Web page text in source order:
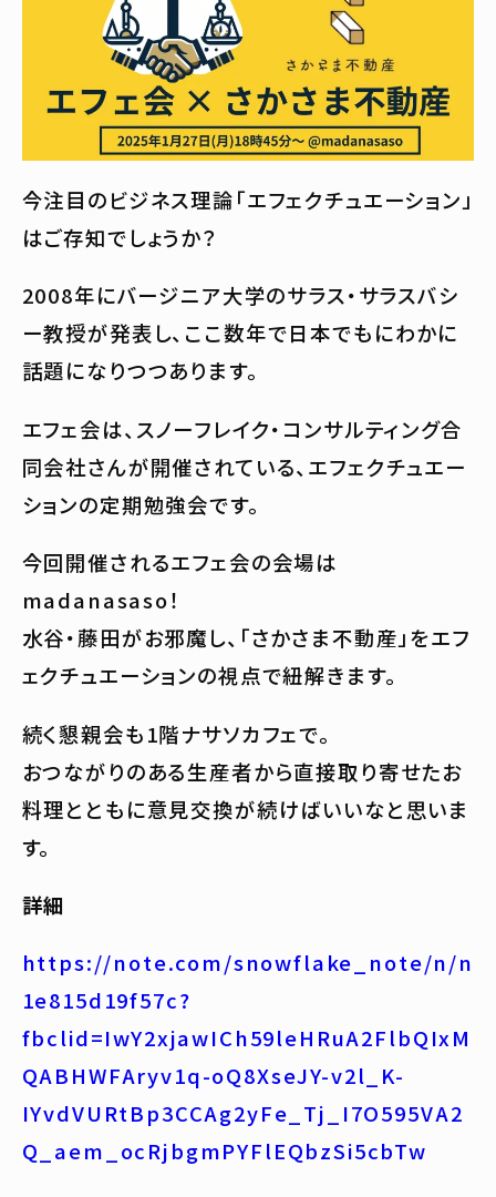
今注目のビジネス理論「エフェクチュエーション」
はご存知でしょうか？
2008年にバージニア大学のサラス・サラスバシ
ー教授が発表し、ここ数年で日本でもにわかに
話題になりつつあります。
エフェ会は、スノーフレイク・コンサルティング合
同会社さんが開催されている、エフェクチュエー
ションの定期勉強会です。
今回開催されるエフェ会の会場は
madanasaso！
水谷・藤田がお邪魔し、「さかさま不動産」をエフ
ェクチュエーションの視点で紐解きます。
続く懇親会も1階ナサソカフェで。
おつながりのある生産者から直接取り寄せたお
料理とともに意見交換が続けばいいなと思いま
す。
詳細
https://note.com/snowflake_note/n/n
1e815d19f57c?
fbclid=IwY2xjawICh59leHRuA2FlbQIxM
QABHWFAryv1q-oQ8XseJY-v2l_K-
IYvdVURtBp3CCAg2yFe_Tj_I7O595VA2
Q_aem_ocRjbgmPYFlEQbzSi5cbTw